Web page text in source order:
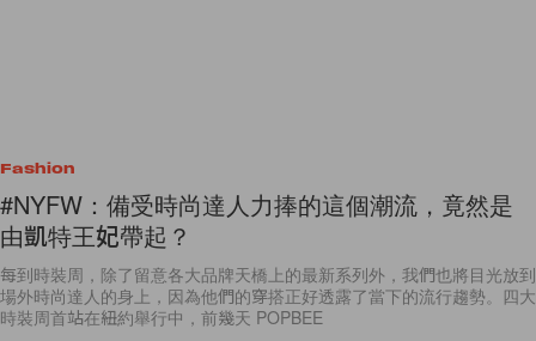
Fashion
#NYFW：備受時尚達人力捧的這個潮流，竟然是
由凱特王妃帶起？
每到時裝周，除了留意各大品牌天橋上的最新系列外，我們也將目光放到
場外時尚達人的身上，因為他們的穿搭正好透露了當下的流行趨勢。四大
時裝周首站在紐約舉行中，前幾天 POPBEE